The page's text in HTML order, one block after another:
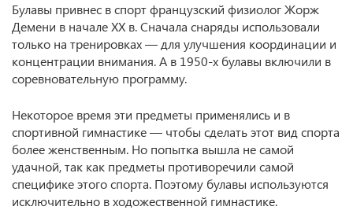
Булавы привнес в спорт французский физиолог Жорж
Демени в начале XX в. Сначала снаряды использовали
только на тренировках — для улучшения координации и
концентрации внимания. А в 1950-х булавы включили в
соревновательную программу.
Некоторое время эти предметы применялись и в
спортивной гимнастике — чтобы сделать этот вид спорта
более женственным. Но попытка вышла не самой
удачной, так как предметы противоречили самой
специфике этого спорта. Поэтому булавы используются
исключительно в ходожественной гимнастике.